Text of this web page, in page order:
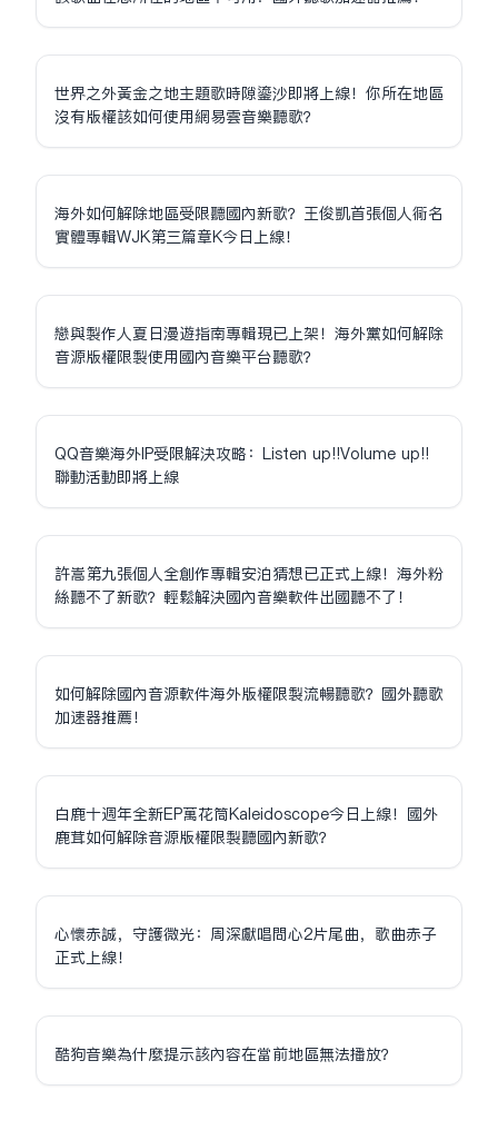
世界之外黃金之地主題歌時隙鎏沙即將上線！你所在地區
沒有版權該如何使用網易雲音樂聽歌？
海外如何解除地區受限聽國內新歌？王俊凱首張個人同名
實體專輯WJK第三篇章K今日上線！
戀與製作人夏日漫遊指南專輯現已上架！海外黨如何解除
音源版權限制使用國內音樂平台聽歌？
QQ音樂海外IP受限解決攻略：Listen up!!Volume up!!
聯動活動即將上線
許嵩第九張個人全創作專輯安泊猜想已正式上線！海外粉
絲聽不了新歌？輕鬆解決國內音樂軟件出國聽不了！
如何解除國內音源軟件海外版權限制流暢聽歌？國外聽歌
加速器推薦！
白鹿十週年全新EP萬花筒Kaleidoscope今日上線！國外
鹿茸如何解除音源版權限制聽國內新歌？
心懷赤誠，守護微光：周深獻唱問心2片尾曲，歌曲赤子
正式上線！
酷狗音樂為什麼提示該內容在當前地區無法播放？